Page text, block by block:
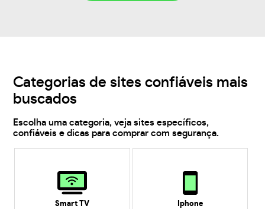
Categorias de sites confiáveis mais
buscados
Escolha uma categoria, veja sites específicos,
confiáveis e dicas para comprar com segurança.
Smart TV Iphone